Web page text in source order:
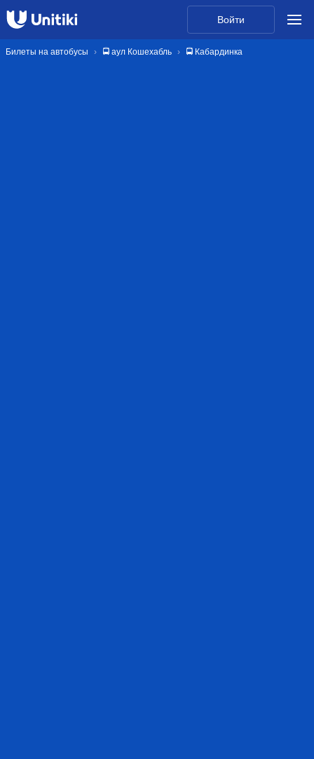
Войти
Билеты на автобусы 🚍 аул Кошехабль 🚍 Кабардинка